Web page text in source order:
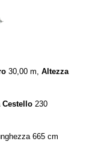
30,00 m, Altezza
Cestello 230
665 cm